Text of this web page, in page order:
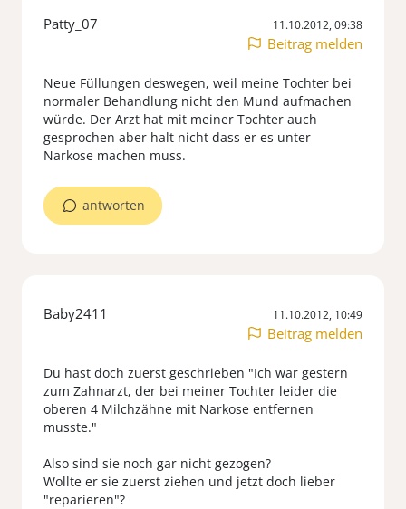
Patty_07 11.10.2012, 09:38
Beitrag melden
Neue Füllungen deswegen, weil meine Tochter bei
normaler Behandlung nicht den Mund aufmachen
würde. Der Arzt hat mit meiner Tochter auch
gesprochen aber halt nicht dass er es unter
Narkose machen muss.
antworten
Baby2411 11.10.2012, 10:49
Beitrag melden
Du hast doch zuerst geschrieben "Ich war gestern
zum Zahnarzt, der bei meiner Tochter leider die
oberen 4 Milchzähne mit Narkose entfernen
musste."
Also sind sie noch gar nicht gezogen?
Wollte er sie zuerst ziehen und jetzt doch lieber
"reparieren"?